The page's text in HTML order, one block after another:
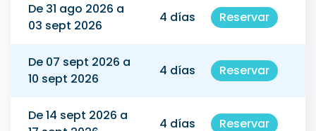
De 31 ago 2026 a
03 sept 2026
4 días Reservar
De 07 sept 2026 a
10 sept 2026
4 días Reservar
De 14 sept 2026 a
4 días Reservar